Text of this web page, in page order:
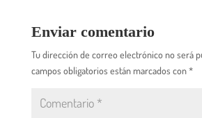
Enviar comentario
Tu dirección de correo electrónico no será
campos obligatorios están marcados con*